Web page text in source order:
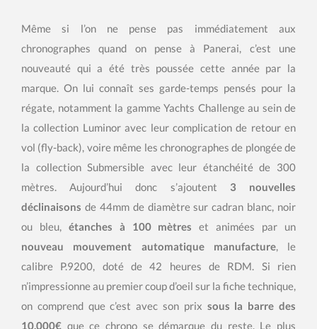
Même si l’on ne pense pas immédiatement aux
chronographes quand on pense à Panerai, c’est une
nouveauté qui a été très poussée cette année par la
marque. On lui connaît ses garde-temps pensés pour la
régate, notamment la gamme Yachts Challenge au sein de
la collection Luminor avec leur complication de retour en
vol (fly-back), voire même les chronographes de plongée de
la collection Submersible avec leur étanchéité de 300
mètres. Aujourd’hui donc s’ajoutent 3 nouvelles
déclinaisons de 44mm de diamètre sur cadran blanc, noir
ou bleu, étanches à 100 mètres et animées par un
nouveau mouvement automatique manufacture, le
calibre P.9200, doté de 42 heures de RDM. Si rien
n’impressionne au premier coup d’oeil sur la fiche technique,
on comprend que c’est avec son prix sous la barre des
10,000€ que ce chrono se démarque du reste. Le plus